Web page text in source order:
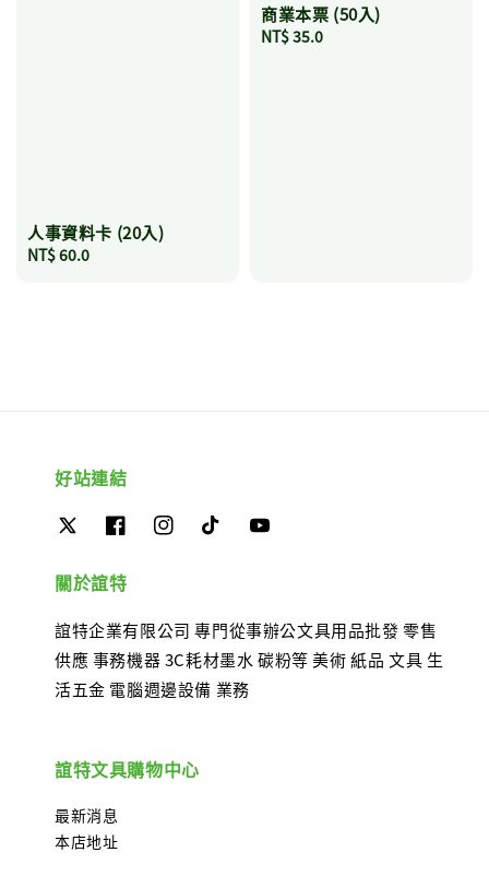
人事資料卡 (20入)
Regular
NT$ 60.0
商業本票 (50入)
Regular
NT$ 35.0
好站連結
關於誼特
誼特企業有限公司 專門從事辦公文具用品批發 零售
供應 事務機器 3C耗材墨水 碳粉等 美術 紙品 文具 生
活五金 電腦週邊設備 業務
誼特文具購物中心
最新消息
本店地址